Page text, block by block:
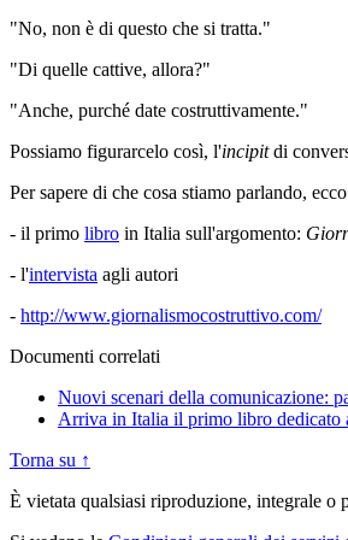
"No, non è di questo che si tratta."
"Di quelle cattive, allora?"
"Anche, purché date costruttivamente."
Possiamo figurarcelo così, l'incipitdi
Per sapere di che cosa stiamo parlando,
- il primo libro in Italia sull'argomento:
- l'intervista agli autori
- http://www.giornalismocostruttivo.com/
Documenti correlati
Nuovi scenari della comunicazione:
Arriva in Italia il primo libro dedicato
Torna su ↑
È vietata qualsiasi riproduzione, integrale o